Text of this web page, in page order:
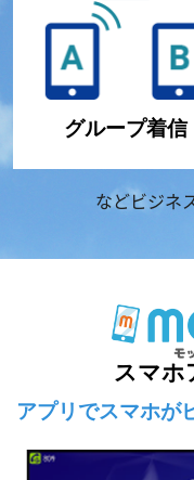
グループ着信
などビジネ
スマホ
アプリでスマホが